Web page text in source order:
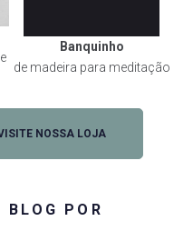
Banquinho
de madeira para meditação
NOSSA LOJA
BLOG POR